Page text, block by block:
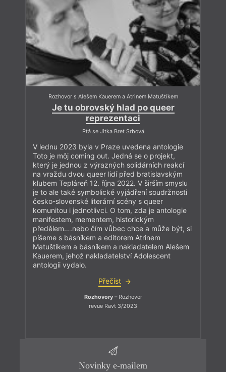
Rozhovor s Alešem Kauerem a Atrinem Matuštíkem
Je tu obrovský hlad po queer
reprezentaci
Ptá se Jitka Bret Srbová
V lednu 2023 byla v Praze uvedena antologie
Toto je môj coming out. Jedná se o projekt,
který je jednou z výrazných solidárních reakcí
na vraždu dvou queer lidí před bratislavským
klubem Tepláreň 12. října 2022. V širším smyslu
je to ale také symbolické vyjádření soudržnosti
česko-slovenské literární scény s queer
komunitou i jednotlivci. O tom, zda je antologie
manifestem, mementem, historickým
předělem….nebo čím vůbec chce a může být, si
píšeme s básníkem a editorem Atrinem
Matuštíkem a básníkem a nakladatelem Alešem
Kauerem, jehož nakladatelství Adolescent
antologii vydalo.
Přečíst
Rozhovory– Rozhovor
revue Ravt 3/2023
Novinky e-mailem